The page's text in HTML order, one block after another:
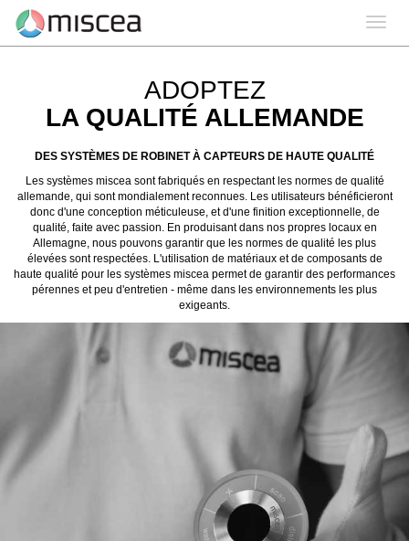
Toggle
navigation
ADOPTEZ
LA QUALITÉ ALLEMANDE
DES SYSTÈMES DE ROBINET À CAPTEURS DE HAUTE QUALITÉ
Les systèmes miscea sont fabriqués en respectant les normes de qualité
allemande, qui sont mondialement reconnues. Les utilisateurs bénéficieront
donc d'une conception méticuleuse, et d'une finition exceptionnelle, de
qualité, faite avec passion. En produisant dans nos propres locaux en
Allemagne, nous pouvons garantir que les normes de qualité les plus
élevées sont respectées. L'utilisation de matériaux et de composants de
haute qualité pour les systèmes miscea permet de garantir des performances
pérennes et peu d'entretien - même dans les environnements les plus
exigeants.